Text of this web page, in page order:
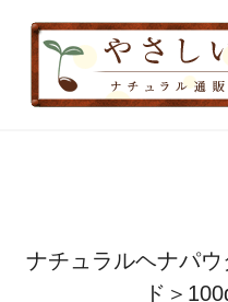
ナチュラルヘナパ
ド＞